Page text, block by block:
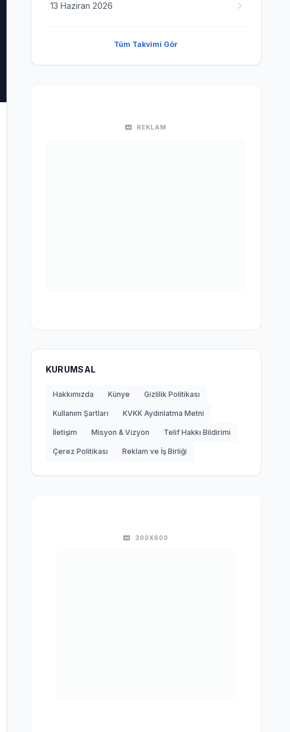
13 Haziran 2026
Tüm Takvimi Gör
REKLAM
KURUMSAL
Hakkımızda Künye Gizlilik Politikası
Kullanım Şartları KVKK Aydınlatma Metni
İletişim Misyon & Vizyon Telif Hakkı Bildirimi
Çerez Politikası Reklam ve İş Birliği
300X600